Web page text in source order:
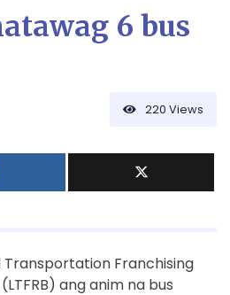
6 bus
220 Views
Transportation Franchising
ang anim na bus